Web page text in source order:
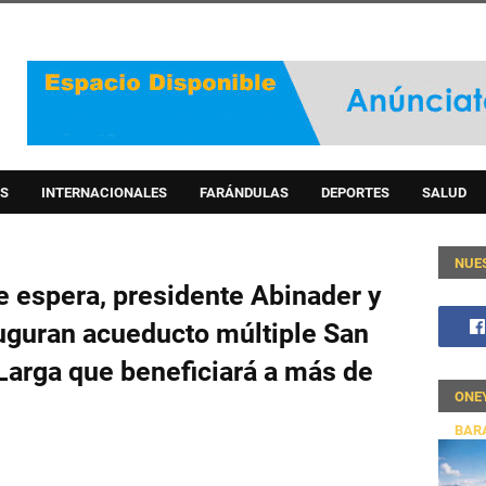
INTERNACIONALES FARÁNDULAS DEPORTES SALUD
espera, presidente Abinader y
acueducto múltiple San
que beneficiará a más de